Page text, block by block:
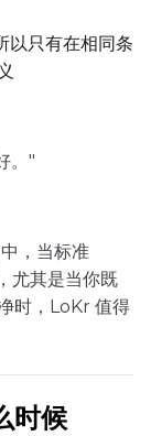
2
以只有在相同条
。"
中，当标准
尤其是当你既
时，LoKr 值得
时候